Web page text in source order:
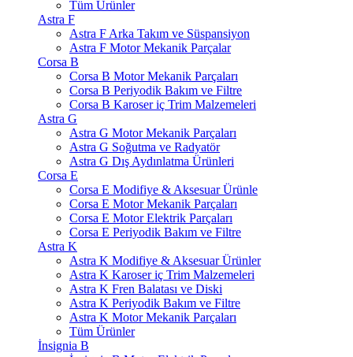
Tüm Ürünler
Astra F
Astra F Arka Takım ve Süspansiyon
Astra F Motor Mekanik Parçalar
Corsa B
Corsa B Motor Mekanik Parçaları
Corsa B Periyodik Bakım ve Filtre
Corsa B Karoser iç Trim Malzemeleri
Astra G
Astra G Motor Mekanik Parçaları
Astra G Soğutma ve Radyatör
Astra G Dış Aydınlatma Ürünleri
Corsa E
Corsa E Modifiye & Aksesuar Ürünle
Corsa E Motor Mekanik Parçaları
Corsa E Motor Elektrik Parçaları
Corsa E Periyodik Bakım ve Filtre
Astra K
Astra K Modifiye & Aksesuar Ürünler
Astra K Karoser iç Trim Malzemeleri
Astra K Fren Balatası ve Diski
Astra K Periyodik Bakım ve Filtre
Astra K Motor Mekanik Parçaları
Tüm Ürünler
İnsignia B